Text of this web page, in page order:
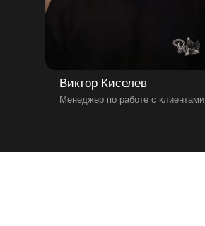
Виктор Киселев
Менеджер по работе с клиентами